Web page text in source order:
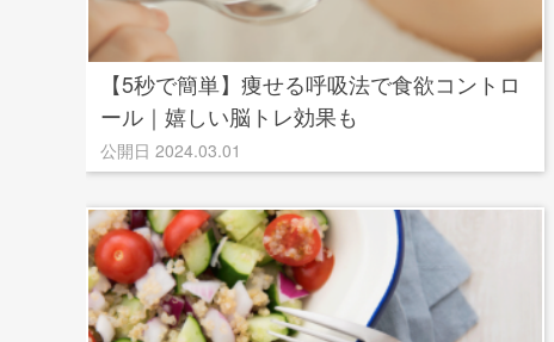
【5秒で簡単】痩せる呼吸法で食欲コントロ
ール｜嬉しい脳トレ効果も
公開日 2024.03.01